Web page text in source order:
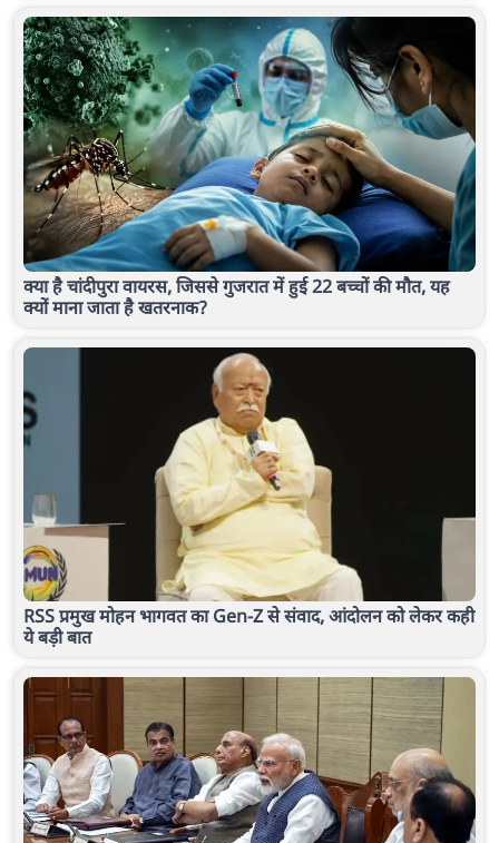
क्या है चांदीपुरा वायरस, जिससे गुजरात में हुई 22 बच्चों की मौत, यह
क्यों माना जाता है खतरनाक?
RSS प्रमुख मोहन भागवत का Gen-Z से संवाद, आंदोलन को लेकर कही
ये बड़ी बात